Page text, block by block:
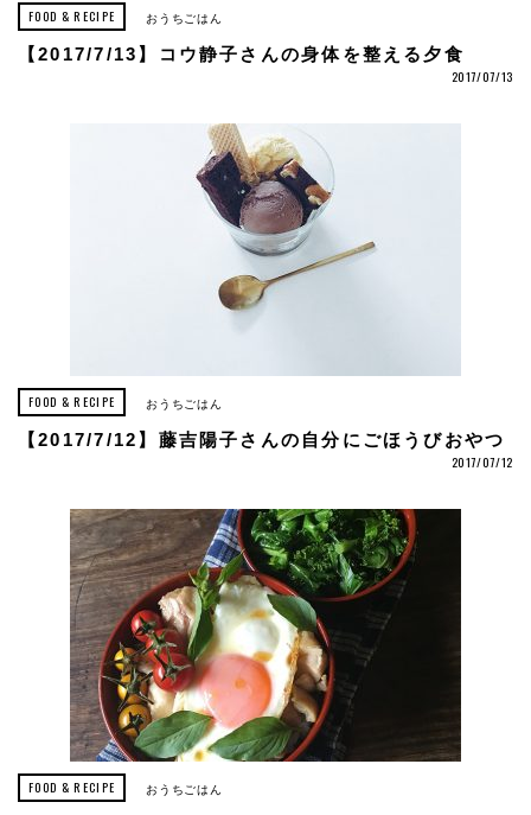
FOOD & RECIPE おうちごはん
【2017/7/13】コウ静子さんの身体を整える夕食
2017/07/13
FOOD & RECIPE おうちごはん
【2017/7/12】藤吉陽子さんの自分にごほうびおやつ
2017/07/12
FOOD & RECIPE おうちごはん